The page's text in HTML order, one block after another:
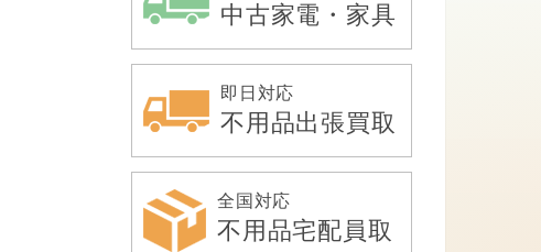
中古家電・家具
即日対応
不用品出張買取
全国対応
不用品宅配員取